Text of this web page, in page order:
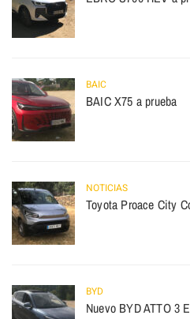
BAIC
BAIC X75 a prueba
NOTICIAS
Toyota Proace City
BYD
Nuevo BYD ATTO 3